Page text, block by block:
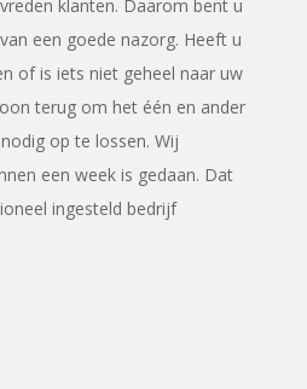
klanten. Daarom bent u
een goede nazorg. Heeft u
of is iets niet geheel naar uw
terug om het één en ander
op te lossen. Wij
een week is gedaan. Dat
ingesteld bedrijf